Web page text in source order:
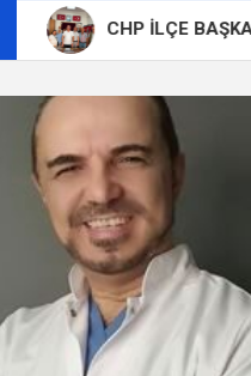
CHP İLÇE BAŞKANI